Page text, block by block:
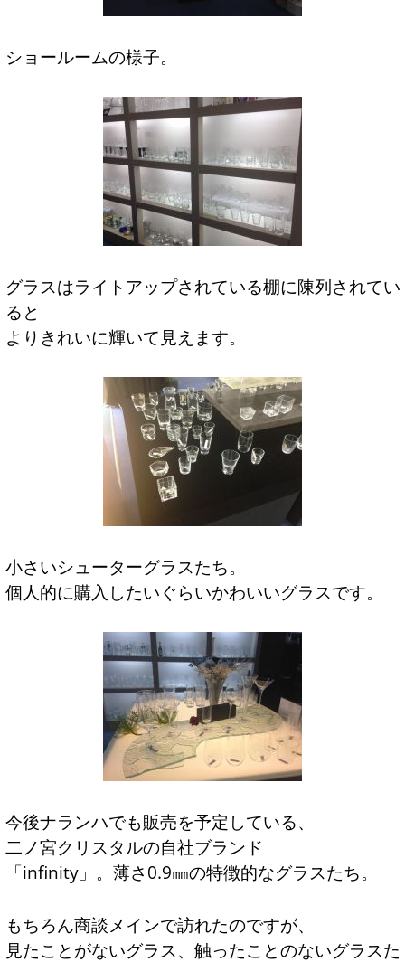
ショールームの様子。
グラスはライトアップされている棚に陳列されてい
ると
よりきれいに輝いて見えます。
小さいシューターグラスたち。
個人的に購入したいぐらいかわいいグラスです。
今後ナランハでも販売を予定している、
二ノ宮クリスタルの自社ブランド
「infinity」。薄さ0.9㎜の特徴的なグラスたち。
もちろん商談メインで訪れたのですが、
見たことがないグラス、触ったことのないグラスた